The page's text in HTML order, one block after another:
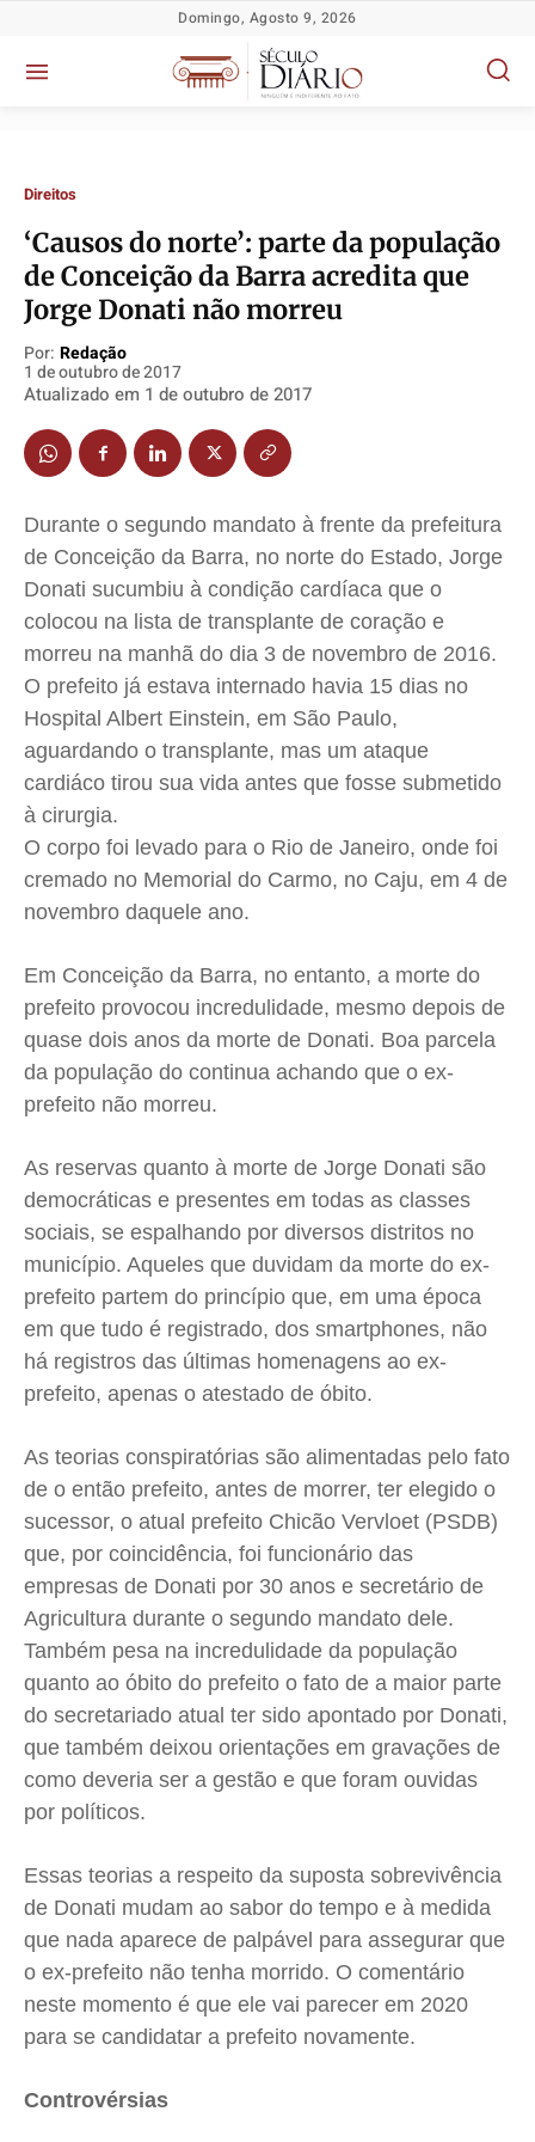
Política
Socioeconômicas
TV Século
Educação
Meio Ambiente
Saúde
Cidades
Direitos
Cultura
Colunas
Caetano Roque
Gustavo Bastos
Jr Mignone (in memorian)
Publicidade Legal
Anuncie
Quem Somos
Anuncie
Termos de Uso
Privacidade
Política
Socioeconômicas
TV Século
Educação
Meio Ambiente
Saúde
Cidades
Direitos
Cultura
Colunas
Caetano Roque
Gustavo Bastos
Jr Mignone (in memorian)
Publicidade Legal
Anuncie
Quem Somos
Anuncie
Termos de Uso
Privacidade
Política
Socioeconômicas
TV Século
Educação
Meio Ambiente
Saúde
Cidades
Direitos
Cultura
Colunas
Caetano Roque
Gustavo Bastos
Jr Mignone (in memorian)
Publicidade Legal
Anuncie
Quem Somos
Anuncie
Termos de Uso
Privacidade
Política
Socioeconômicas
TV Século
Educação
Meio Ambiente
Saúde
Cidades
Direitos
Cultura
Colunas
Caetano Roque
Gustavo Bastos
Jr Mignone (in memorian)
Publicidade Legal
Anuncie
Quem Somos
Anuncie
Termos de Uso
Privacidade
Domingo, Agosto 9, 2026
Direitos
‘Causos do norte’: parte da população
de Conceição da Barra acredita que
Jorge Donati não morreu
Por: Redação
1 de outubro de 2017
Atualizado em 1 de outubro de 2017
Durante o segundo mandato à frente da prefeitura
de Conceição da Barra, no norte do Estado, Jorge
Donati sucumbiu à condição cardíaca que o
colocou na lista de transplante de coração e
morreu na manhã do dia 3 de novembro de 2016.
O prefeito já estava internado havia 15 dias no
Hospital Albert Einstein, em São Paulo,
aguardando o transplante, mas um ataque
cardiáco tirou sua vida antes que fosse submetido
à cirurgia.
O corpo foi levado para o Rio de Janeiro, onde foi
cremado no Memorial do Carmo, no Caju, em 4 de
novembro daquele ano.
Em Conceição da Barra, no entanto, a morte do
prefeito provocou incredulidade, mesmo depois de
quase dois anos da morte de Donati. Boa parcela
da população do continua achando que o ex-
prefeito não morreu.
As reservas quanto à morte de Jorge Donati são
democráticas e presentes em todas as classes
sociais, se espalhando por diversos distritos no
município. Aqueles que duvidam da morte do ex-
prefeito partem do princípio que, em uma época
em que tudo é registrado, dos smartphones, não
há registros das últimas homenagens ao ex-
prefeito, apenas o atestado de óbito.
As teorias conspiratórias são alimentadas pelo fato
de o então prefeito, antes de morrer, ter elegido o
sucessor, o atual prefeito Chicão Vervloet (PSDB)
que, por coincidência, foi funcionário das
empresas de Donati por 30 anos e secretário de
Agricultura durante o segundo mandato dele.
Também pesa na incredulidade da população
quanto ao óbito do prefeito o fato de a maior parte
do secretariado atual ter sido apontado por Donati,
que também deixou orientações em gravações de
como deveria ser a gestão e que foram ouvidas
por políticos.
Essas teorias a respeito da suposta sobrevivência
de Donati mudam ao sabor do tempo e à medida
que nada aparece de palpável para assegurar que
o ex-prefeito não tenha morrido. O comentário
neste momento é que ele vai parecer em 2020
para se candidatar a prefeito novamente.
Controvérsias